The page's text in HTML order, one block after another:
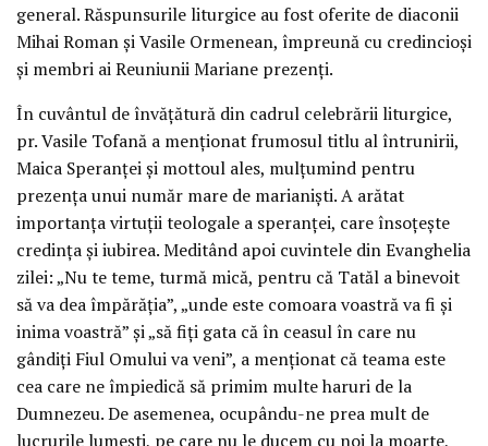
general. Răspunsurile liturgice au fost oferite de diaconii
Mihai Roman și Vasile Ormenean, împreună cu credincioși
și membri ai Reuniunii Mariane prezenți.
În cuvântul de învățătură din cadrul celebrării liturgice,
pr. Vasile Tofană a menționat frumosul titlu al întrunirii,
Maica Speranței și mottoul ales, mulțumind pentru
prezența unui număr mare de marianiști. A arătat
importanța virtuții teologale a speranței, care însoțește
credința și iubirea. Meditând apoi cuvintele din Evanghelia
zilei: „Nu te teme, turmă mică, pentru că Tatăl a binevoit
să va dea împărăția”, „unde este comoara voastră va fi și
inima voastră” și „să fiți gata că în ceasul în care nu
gândiți Fiul Omului va veni”, a menționat că teama este
cea care ne împiedică să primim multe haruri de la
Dumnezeu. De asemenea, ocupându-ne prea mult de
lucrurile lumești, pe care nu le ducem cu noi la moarte,